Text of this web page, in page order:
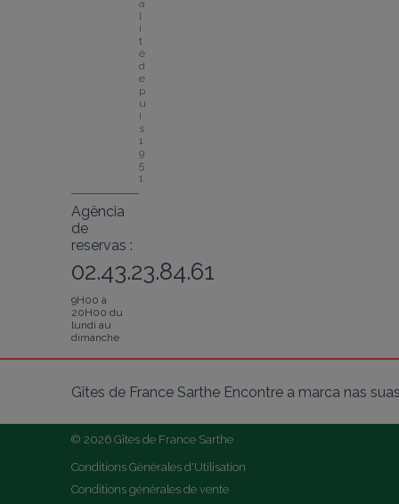
a
l
i
t
é
d
e
p
u
i
s
1
9
5
1
Agência
de
reservas :
02.43.23.84.61
9H00 à
20H00 du
lundi au
dimanche
Gîtes de France Sarthe Encontre a marca nas
© 2026 Gîtes de France Sarthe
Conditions Générales d'Utilisation
Conditions générales de vente